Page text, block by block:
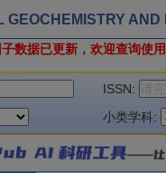
GEOCHEMISTRY AND
数据已更新，欢迎查询使用
ISSN:
小类学科: